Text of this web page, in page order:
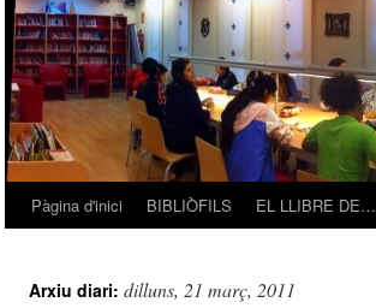
Vés
contingut
Pàgina d'inici BIBLIÒFILS EL LLIBRE DE…
Arxiu diari: dilluns, 21 març, 2011